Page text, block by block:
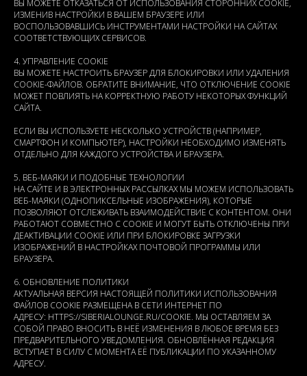
ВЫ МОЖЕТЕ ОТКАЗАТЬСЯ ОТ ИСПОЛЬЗОВАНИЯ СТОРОННИХ COOKIE,
ИЗМЕНИВ НАСТРОЙКИ В ВАШЕМ БРАУЗЕРЕ ИЛИ
ВОСПОЛЬЗОВАВШИСЬ ИНСТРУМЕНТАМИ НАСТРОЙКИ НА САЙТАХ
СООТВЕТСТВУЮЩИХ СЕРВИСОВ.
4. УПРАВЛЕНИЕ COOKIE
ВЫ МОЖЕТЕ НАСТРОИТЬ БРАУЗЕР ДЛЯ БЛОКИРОВКИ ИЛИ УДАЛЕНИЯ
COOKIE-ФАЙЛОВ. ОБРАТИТЕ ВНИМАНИЕ, ЧТО ОТКЛЮЧЕНИЕ COOKIE
МОЖЕТ ПОВЛИЯТЬ НА КОРРЕКТНУЮ РАБОТУ НЕКОТОРЫХ ФУНКЦИЙ
САЙТА.
ЕСЛИ ВЫ ИСПОЛЬЗУЕТЕ НЕСКОЛЬКО УСТРОЙСТВ (НАПРИМЕР,
СМАРТФОН И КОМПЬЮТЕР), НАСТРОЙКИ НЕОБХОДИМО ИЗМЕНЯТЬ
ОТДЕЛЬНО ДЛЯ КАЖДОГО УСТРОЙСТВА И БРАУЗЕРА.
5. ВЕБ-МАЯКИ И ПОДОБНЫЕ ТЕХНОЛОГИИ
НА САЙТЕ И В ЭЛЕКТРОННЫХ РАССЫЛКАХ МЫ МОЖЕМ ИСПОЛЬЗОВАТЬ
ВЕБ-МАЯКИ (ОДНОПИКСЕЛЬНЫЕ ИЗОБРАЖЕНИЯ), КОТОРЫЕ
ПОЗВОЛЯЮТ ОТСЛЕЖИВАТЬ ВЗАИМОДЕЙСТВИЕ С КОНТЕНТОМ. ОНИ
РАБОТАЮТ СОВМЕСТНО С COOKIE И МОГУТ БЫТЬ ОТКЛЮЧЕНЫ ПРИ
ДЕАКТИВАЦИИ COOKIE ИЛИ ПРИ БЛОКИРОВКЕ ЗАГРУЗКИ
ИЗОБРАЖЕНИЙ В НАСТРОЙКАХ ПОЧТОВОЙ ПРОГРАММЫ ИЛИ
БРАУЗЕРА.
6. ОБНОВЛЕНИЕ ПОЛИТИКИ
АКТУАЛЬНАЯ ВЕРСИЯ НАСТОЯЩЕЙ ПОЛИТИКИ ИСПОЛЬЗОВАНИЯ
ФАЙЛОВ COOKIE РАЗМЕЩЕНА В СЕТИ ИНТЕРНЕТ ПО
АДРЕСУ: HTTPS://SIBERIALOUNGE.RU/COOKIE. МЫ ОСТАВЛЯЕМ ЗА
СОБОЙ ПРАВО ВНОСИТЬ В НЕЁ ИЗМЕНЕНИЯ В ЛЮБОЕ ВРЕМЯ БЕЗ
ПРЕДВАРИТЕЛЬНОГО УВЕДОМЛЕНИЯ. ОБНОВЛЁННАЯ РЕДАКЦИЯ
ВСТУПАЕТ В СИЛУ С МОМЕНТА ЕЁ ПУБЛИКАЦИИ ПО УКАЗАННОМУ
АДРЕСУ.